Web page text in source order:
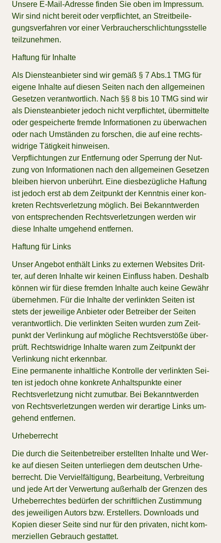
Un­se­re E-Mail-Adres­se fin­den Sie oben im Im­pres­sum.
Wir sind nicht be­reit oder ver­pflich­tet, an Streit­bei­le­
gungs­ver­fah­ren vor ei­ner Ver­brau­cher­schlich­tungs­stel­le
teil­zu­neh­men.
Haf­tung für In­hal­te
Als Diens­te­an­bie­ter sind wir ge­mäß § 7 Abs.1 TMG für
ei­ge­ne In­hal­te auf die­sen Sei­ten nach den all­ge­mei­nen
Ge­set­zen ver­ant­wort­lich. Nach §§ 8 bis 10 TMG sind wir
als Diens­te­an­bie­ter je­doch nicht ver­pflich­tet, über­mit­tel­te
oder ge­spei­cher­te frem­de In­for­ma­tio­nen zu über­wa­chen
oder nach Um­stän­den zu for­schen, die auf eine rechts­
wid­ri­ge Tä­tig­keit hin­wei­sen.
Ver­pflich­tun­gen zur Ent­fer­nung oder Sper­rung der Nut­
zung von In­for­ma­tio­nen nach den all­ge­mei­nen Ge­set­zen
blei­ben hier­von un­be­rührt. Eine dies­be­züg­li­che Haf­tung
ist je­doch erst ab dem Zeit­punkt der Kennt­nis ei­ner kon­
kre­ten Rechts­ver­let­zung mög­lich. Bei Be­kannt­wer­den
von ent­spre­chen­den Rechts­ver­let­zun­gen wer­den wir
die­se In­hal­te um­ge­hend ent­fer­nen.
Haf­tung für Links
Un­ser An­ge­bot ent­hält Links zu ex­ter­nen Web­sites Drit­
ter, auf de­ren In­hal­te wir kei­nen Ein­fluss ha­ben. Des­halb
kön­nen wir für die­se frem­den In­hal­te auch kei­ne Ge­währ
über­neh­men. Für die In­hal­te der ver­link­ten Sei­ten ist
stets der je­wei­li­ge An­bie­ter oder Be­trei­ber der Sei­ten
ver­ant­wort­lich. Die ver­link­ten Sei­ten wur­den zum Zeit­
punkt der Ver­lin­kung auf mög­li­che Rechts­ver­stö­ße über­
prüft. Rechts­wid­ri­ge In­hal­te wa­ren zum Zeit­punkt der
Ver­lin­kung nicht er­kenn­bar.
Eine per­ma­nen­te in­halt­li­che Kon­trol­le der ver­link­ten Sei­
ten ist je­doch ohne kon­kre­te An­halts­punk­te ei­ner
Rechts­ver­let­zung nicht zu­mut­bar. Bei Be­kannt­wer­den
von Rechts­ver­let­zun­gen wer­den wir der­ar­ti­ge Links um­
ge­hend ent­fer­nen.
Ur­he­ber­recht
Die durch die Sei­ten­be­trei­ber er­stell­ten In­hal­te und Wer­
ke auf die­sen Sei­ten un­ter­lie­gen dem deut­schen Ur­he­
ber­recht. Die Ver­viel­fäl­ti­gung, Be­ar­bei­tung, Ver­brei­tung
und jede Art der Ver­wer­tung au­ßer­halb der Gren­zen des
Ur­he­ber­rech­tes be­dür­fen der schrift­li­chen Zu­stim­mung
des je­wei­li­gen Au­tors bzw. Er­stel­lers. Down­loads und
Ko­pi­en die­ser Sei­te sind nur für den pri­va­ten, nicht kom­
mer­zi­el­len Ge­brauch ge­stat­tet.